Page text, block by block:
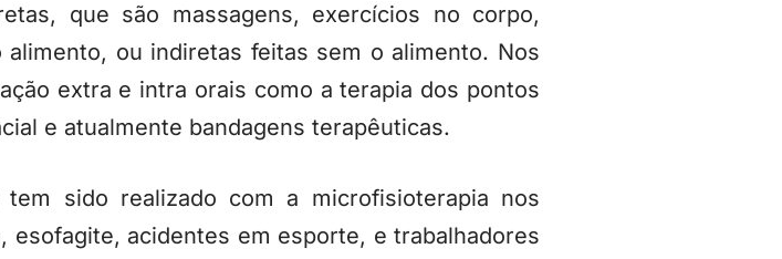
que são massagens, exercícios no corpo,
ou indiretas feitas sem o alimento. Nos
extra e intra orais como a terapia dos pontos
e atualmente bandagens terapêuticas.
sido realizado com a microfisioterapia nos
acidentes em esporte, e trabalhadores